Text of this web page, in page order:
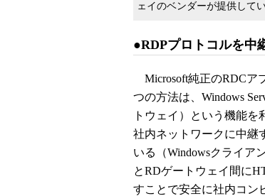
ェイのベンダーが提供して
●RDPプロトコルを中
Microsoft純正のRDCア
つの方法は、Windows
トウェイ）という機能
社内ネットワークに中継
いる（Windowsクライア
とRDゲートウェイ間に
すことで安全に社内コン